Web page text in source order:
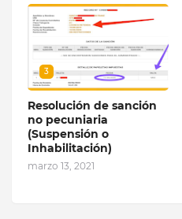
3
Resolución de sanción
no pecuniaria
(Suspensión o
Inhabilitación)
marzo 13, 2021